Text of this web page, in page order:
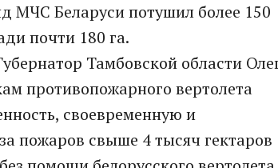
МЧС Беларуси потушил более 150
почти 180 га.
Тамбовской области
противопожарного вертолета
своевременную и
пожаров свыше 4 тысяч гектаров